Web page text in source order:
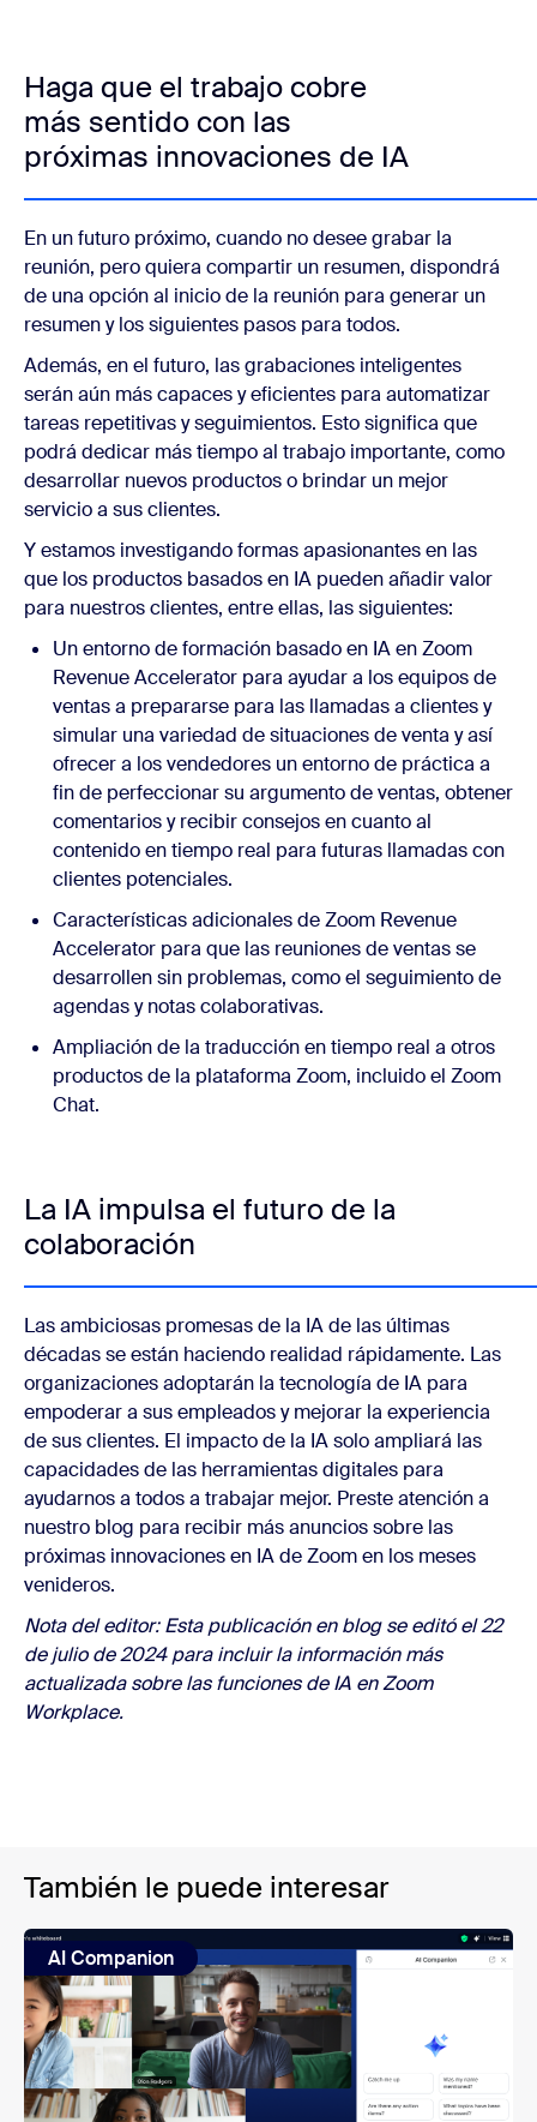
Haga que el trabajo cobre
más sentido con las
próximas innovaciones de IA
En un futuro próximo, cuando no desee grabar la
reunión, pero quiera compartir un resumen, dispondrá
de una opción al inicio de la reunión para generar un
resumen y los siguientes pasos para todos.
Además, en el futuro, las grabaciones inteligentes
serán aún más capaces y eficientes para automatizar
tareas repetitivas y seguimientos. Esto significa que
podrá dedicar más tiempo al trabajo importante, como
desarrollar nuevos productos o brindar un mejor
servicio a sus clientes.
Y estamos investigando formas apasionantes en las
que los productos basados en IA pueden añadir valor
para nuestros clientes, entre ellas, las siguientes:
Un entorno de formación basado en IA enZoom
Revenue Accelerator para ayudar a los equipos de
ventas a prepararse para las llamadas a clientes y
simular una variedad de situaciones de venta y así
ofrecer a los vendedores un entorno de práctica a
fin de perfeccionar su argumento de ventas, obtener
comentarios y recibir consejos en cuanto al
contenido en tiempo real para futuras llamadas con
clientes potenciales.
Características adicionales deZoom Revenue
Accelerator para que las reuniones de ventas se
desarrollen sin problemas, como el seguimiento de
agendas y notas colaborativas.
Ampliación de la traducción en tiempo real a otros
productos de la plataforma Zoom, incluido el Zoom
Chat.
La IA impulsa el futuro de la
colaboración
Las ambiciosas promesas de la IA de las últimas
décadas se están haciendo realidad rápidamente. Las
organizaciones adoptarán la tecnología de IA para
empoderar a sus empleados y mejorar la experiencia
de sus clientes. El impacto de la IA solo ampliará las
capacidades de las herramientas digitales para
ayudarnos a todos a trabajar mejor. Preste atención a
nuestro blog para recibir más anuncios sobre las
próximas innovaciones en IA de Zoom en los meses
venideros.
Nota del editor: Esta publicación en blog se editó el 22
de julio de 2024 para incluir la información más
actualizada sobre las funciones de IA en Zoom
Workplace.
También le puede interesar
AI Companion